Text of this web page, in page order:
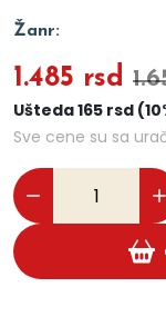
Žanr:
1.485 rsd
Ušteda 165 rsd
Sve cene su sa